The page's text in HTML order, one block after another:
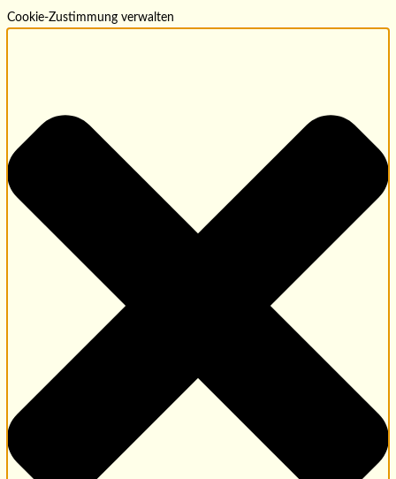
Cookie-Zustimmung verwalten